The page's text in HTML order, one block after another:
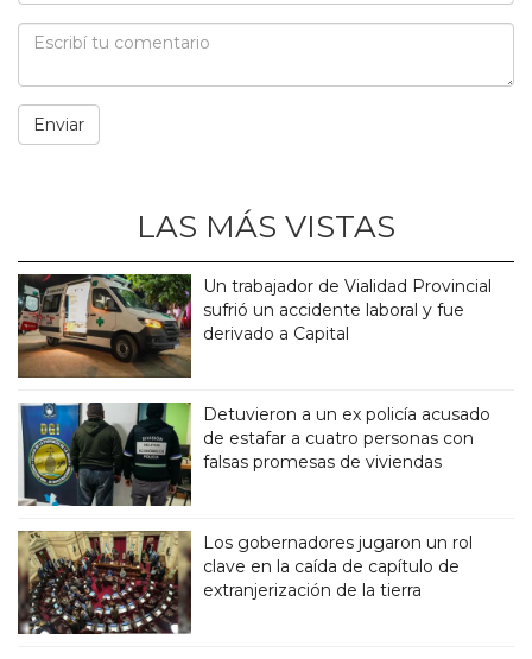
LAS MÁS VISTAS
Un trabajador de Vialidad Provincial
sufrió un accidente laboral y fue
derivado a Capital
Detuvieron a un ex policía acusado
de estafar a cuatro personas con
falsas promesas de viviendas
Los gobernadores jugaron un rol
clave en la caída de capítulo de
extranjerización de la tierra